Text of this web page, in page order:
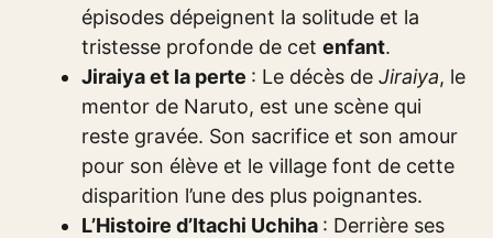
épisodes dépeignent la solitude et la
tristesse profonde de cet enfant.
Jiraiya et la perte : Le décès de Jiraiya, le
mentor de Naruto, est une scène qui
reste gravée. Son sacrifice et son amour
pour son élève et le village font de cette
disparition l’une des plus poignantes.
L’Histoire d’Itachi Uchiha : Derrière ses